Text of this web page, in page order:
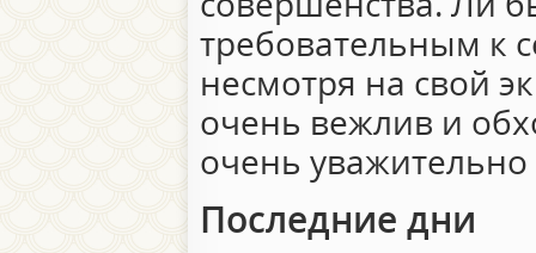
требовательным к
несмотря на свой
очень вежлив и
очень
Последние дни